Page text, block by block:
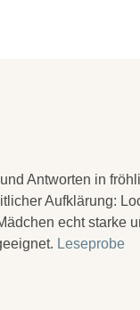
Antworten in
Aufklärung:
echt starke
Leseprobe